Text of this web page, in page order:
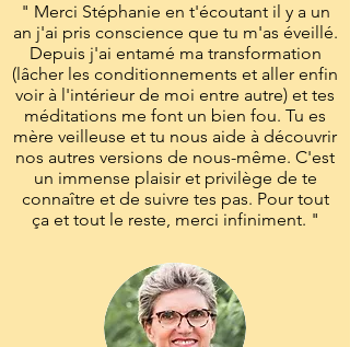
" Merci Stéphanie en t'écoutant il y a un
an j'ai pris conscience que tu m'as éveillé.
Depuis j'ai entamé ma transformation
(lâcher les conditionnements et aller enfin
voir à l'intérieur de moi entre autre) et tes
méditations me font un bien fou. Tu es
mère veilleuse et tu nous aide à découvrir
nos autres versions de nous-même. C'est
un immense plaisir et privilège de te
connaître et de suivre tes pas. Pour tout
ça et tout le reste, merci infiniment. "